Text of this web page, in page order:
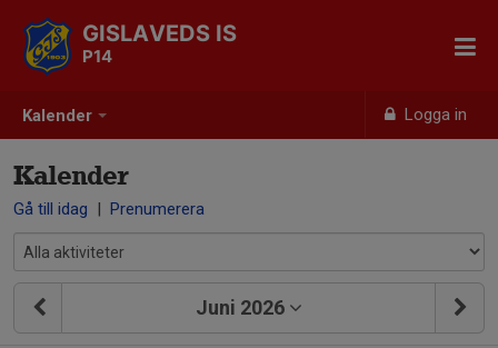
Kalender Logga in
GISLAVEDS IS
P14
Kalender
Gå till idag | Prenumerera
Juni 2026